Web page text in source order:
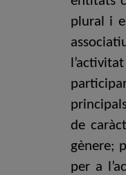
plural i
de
gènere;
per a